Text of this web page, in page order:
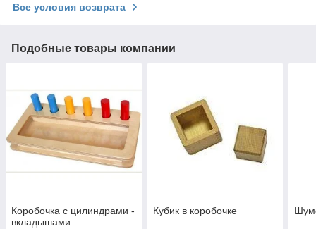
Все условия возврата
Подобные товары компании
Коробочка с цилиндрами -
вкладышами
Кубик в коробочке